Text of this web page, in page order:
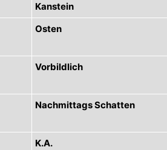
Kanstein
Osten
Vorbildlich
Nachmittags Schatten
K.A.